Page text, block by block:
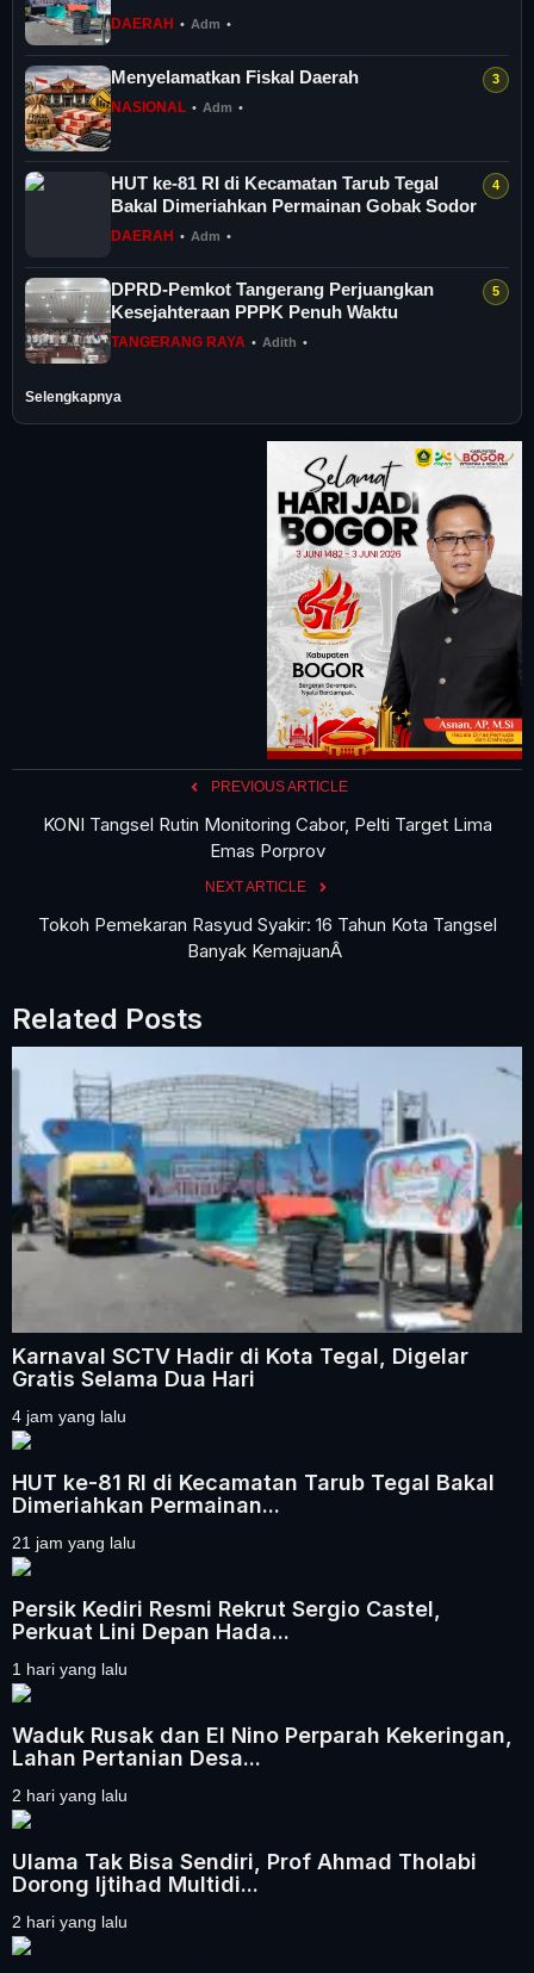
DAERAH • Adm •
Menyelamatkan Fiskal Daerah
NASIONAL • Adm •
HUT ke-81 RI di Kecamatan Tarub Tegal
Bakal Dimeriahkan Permainan Gobak Sodor
DAERAH • Adm •
DPRD-Pemkot Tangerang Perjuangkan
Kesejahteraan PPPK Penuh Waktu
TANGERANG RAYA • Adith •
Selengkapnya
PREVIOUS ARTICLE
KONI Tangsel Rutin Monitoring Cabor, Pelti Target Lima
Emas Porprov
NEXT ARTICLE
Tokoh Pemekaran Rasyud Syakir: 16 Tahun Kota Tangsel
Banyak KemajuanÂ
Related Posts
Karnaval SCTV Hadir di Kota Tegal, Digelar
Gratis Selama Dua Hari
4 jam yang lalu
HUT ke-81 RI di Kecamatan Tarub Tegal Bakal
Dimeriahkan Permainan...
21 jam yang lalu
Persik Kediri Resmi Rekrut Sergio Castel,
Perkuat Lini Depan Hada...
1 hari yang lalu
Waduk Rusak dan El Nino Perparah Kekeringan,
Lahan Pertanian Desa...
2 hari yang lalu
Ulama Tak Bisa Sendiri, Prof Ahmad Tholabi
Dorong Ijtihad Multidi...
2 hari yang lalu